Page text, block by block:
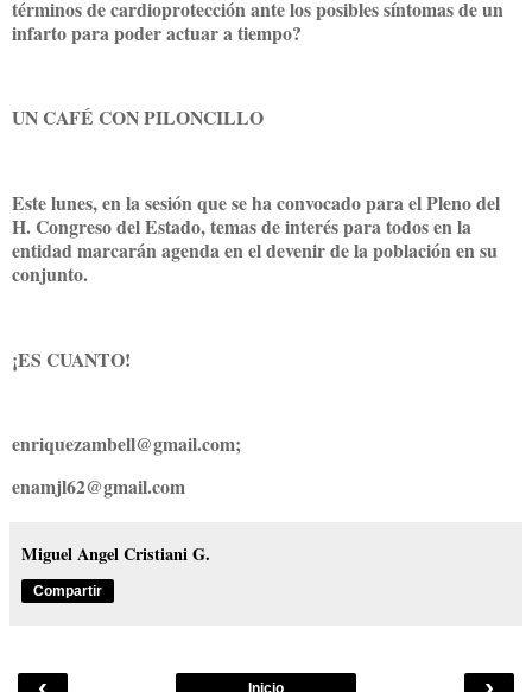
términos de cardioprotección ante los posibles síntomas de un
infarto para poder actuar a tiempo?
UN CAFÉ CON PILONCILLO
Este lunes, en la sesión que se ha convocado para el Pleno del
H. Congreso del Estado, temas de interés para todos en la
entidad marcarán agenda en el devenir de la población en su
conjunto.
¡ES CUANTO!
enriquezambell@gmail.com;
enamjl62@gmail.com
Miguel Angel Cristiani G.
Compartir
Inicio